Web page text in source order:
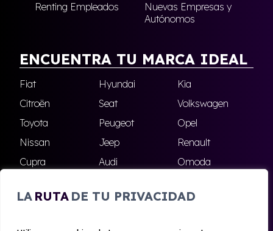
LA RUTA DE TU PRIVACIDAD
Renting Empleados
Nuevas Empresas y
Autónomos
ENCUENTRA TU MARCA IDEAL
Fiat Hyundai
Kia
Citroën
Seat
Volkswagen
Toyota
Peugeot
Opel
Nissan
Jeep
Renault
Cupra
Audi
Omoda
Skoda
Ford Todas las marcas